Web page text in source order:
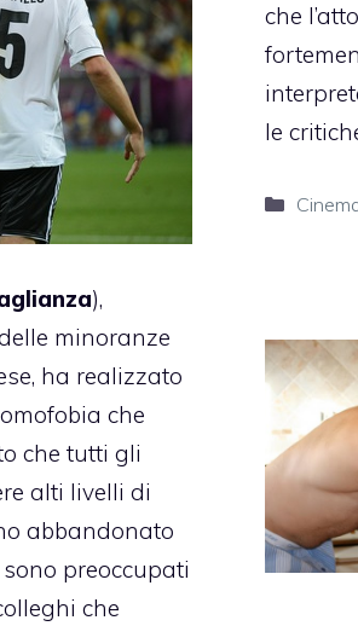
),
minoranze
ha realizzato
che
che tutti gli
alti livelli di
abbandonato
preoccupati
che
che
le